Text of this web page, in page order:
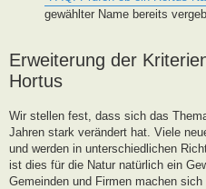
gewählter Name bereits
Erweiterung der
Hortus
Wir stellen fest, dass sich das
Jahren stark verändert hat. Viele
und werden in unterschiedlichen
ist dies für die Natur natürlich ein
Gemeinden und Firmen machen